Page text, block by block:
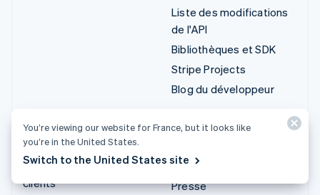
Liste des modifications
de l'API
Bibliothèques et SDK
Stripe Projects
Blog du développeur
Ressources
Guides
Témoignages de nos
clients
Entreprise
Carrières
Presse
You’re viewing our website for France, but it looks like
you’re in the United States.
Switch to the United States site